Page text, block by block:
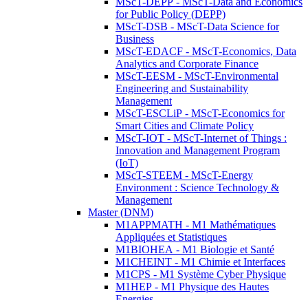
for Public Policy (DEPP)
MScT-DSB - MScT-Data Science for
Business
MScT-EDACF - MScT-Economics, Data
Analytics and Corporate Finance
MScT-EESM - MScT-Environmental
Engineering and Sustainability
Management
MScT-ESCLiP - MScT-Economics for
Smart Cities and Climate Policy
MScT-IOT - MScT-Internet of Things :
Innovation and Management Program
(IoT)
MScT-STEEM - MScT-Energy
Environment : Science Technology &
Management
Master (DNM)
M1APPMATH - M1 Mathématiques
Appliquées et Statistiques
M1BIOHEA - M1 Biologie et Santé
M1CHEINT - M1 Chimie et Interfaces
M1CPS - M1 Système Cyber Physique
M1HEP - M1 Physique des Hautes